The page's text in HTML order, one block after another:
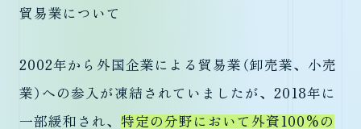
貿易業について
2002年から外国企業による貿易業（卸売業、小売
業）への参入が凍結されていましたが、2018年に
一部緩和され、 特定の分野において外資100%の